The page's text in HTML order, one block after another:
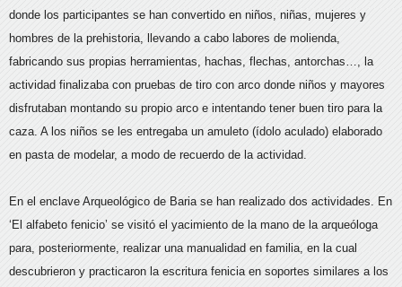
donde los participantes se han convertido en niños, niñas, mujeres y
hombres de la prehistoria, llevando a cabo labores de molienda,
fabricando sus propias herramientas, hachas, flechas, antorchas…, la
actividad finalizaba con pruebas de tiro con arco donde niños y mayores
disfrutaban montando su propio arco e intentando tener buen tiro para la
caza. A los niños se les entregaba un amuleto (ídolo aculado) elaborado
en pasta de modelar, a modo de recuerdo de la actividad.
En el enclave Arqueológico de Baria se han realizado dos actividades. En
‘El alfabeto fenicio’ se visitó el yacimiento de la mano de la arqueóloga
para, posteriormente, realizar una manualidad en familia, en la cual
descubrieron y practicaron la escritura fenicia en soportes similares a los